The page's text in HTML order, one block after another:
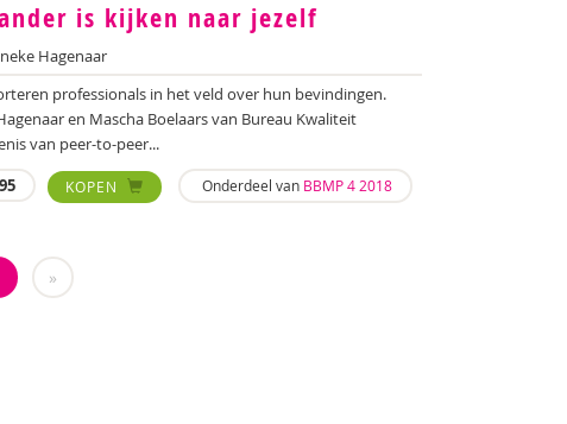
is kijken naar jezelf
Hagenaar
professionals in het veld over hun bevindingen.
en Mascha Boelaars van Bureau Kwaliteit
van peer-to-peer...
KOPEN Onderdeel van BBMP 4 2018
»